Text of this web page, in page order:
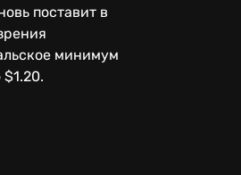
поставит в
минимум
$1.20.